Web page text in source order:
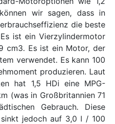
wir sagen, dass in
die beste
ist ein Vierzylindermotor
cm3. Es ist ein Motor, der
verwendet. Es kann 100
produzieren. Laut
hat 1,5 HDi eine MPG-
(was in Großbritannien 71
Gebrauch. Diese
jedoch auf 3,0 l / 100